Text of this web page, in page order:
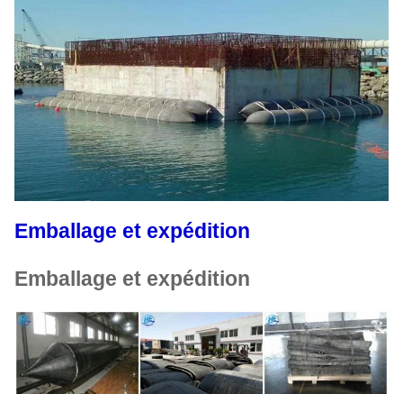
Emballage et expédition
Emballage et expédition